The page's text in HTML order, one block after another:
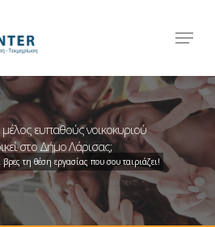
Menu
μέλος ευπαθούς νοικοκυριού
στο Δήμο Λάρισας;
τη θέση εργασίας που σου ταιριάζει!
Menu